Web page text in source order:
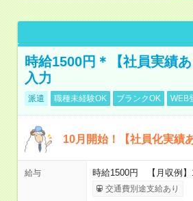
時給1500円＊【社員実績
入力
派遣 職種未経験OK ブランクOK WEB
10月開始！【社員化実績
給与 時給1500円 【月収例】
交通費別途支給あり